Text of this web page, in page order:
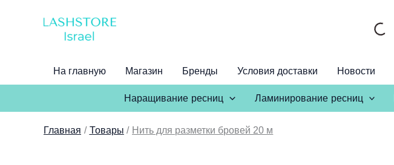
На главную Магазин Бренды Условия доставки Новости
Наращивание ресниц Ламинирование ресниц
Главная Товары Нить для разметки бровей 20 м